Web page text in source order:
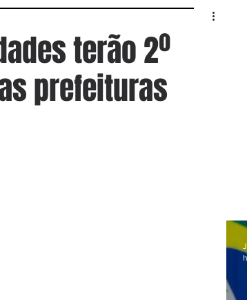
terão 2º
prefeituras